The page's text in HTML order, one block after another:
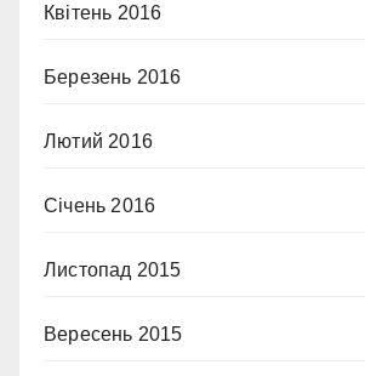
Квітень 2016
Березень 2016
Лютий 2016
Січень 2016
Листопад 2015
Вересень 2015